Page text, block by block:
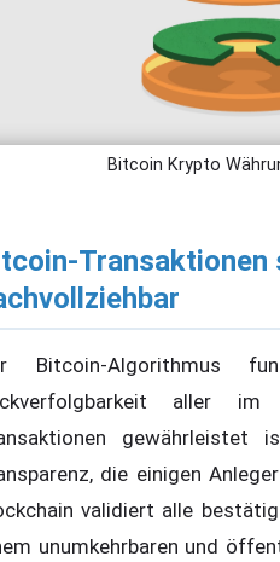
Bitcoin Krypto
Transaktionen
Bitcoin-Algorithmus
aller im
die einigen
validiert alle
unumkehrbaren und